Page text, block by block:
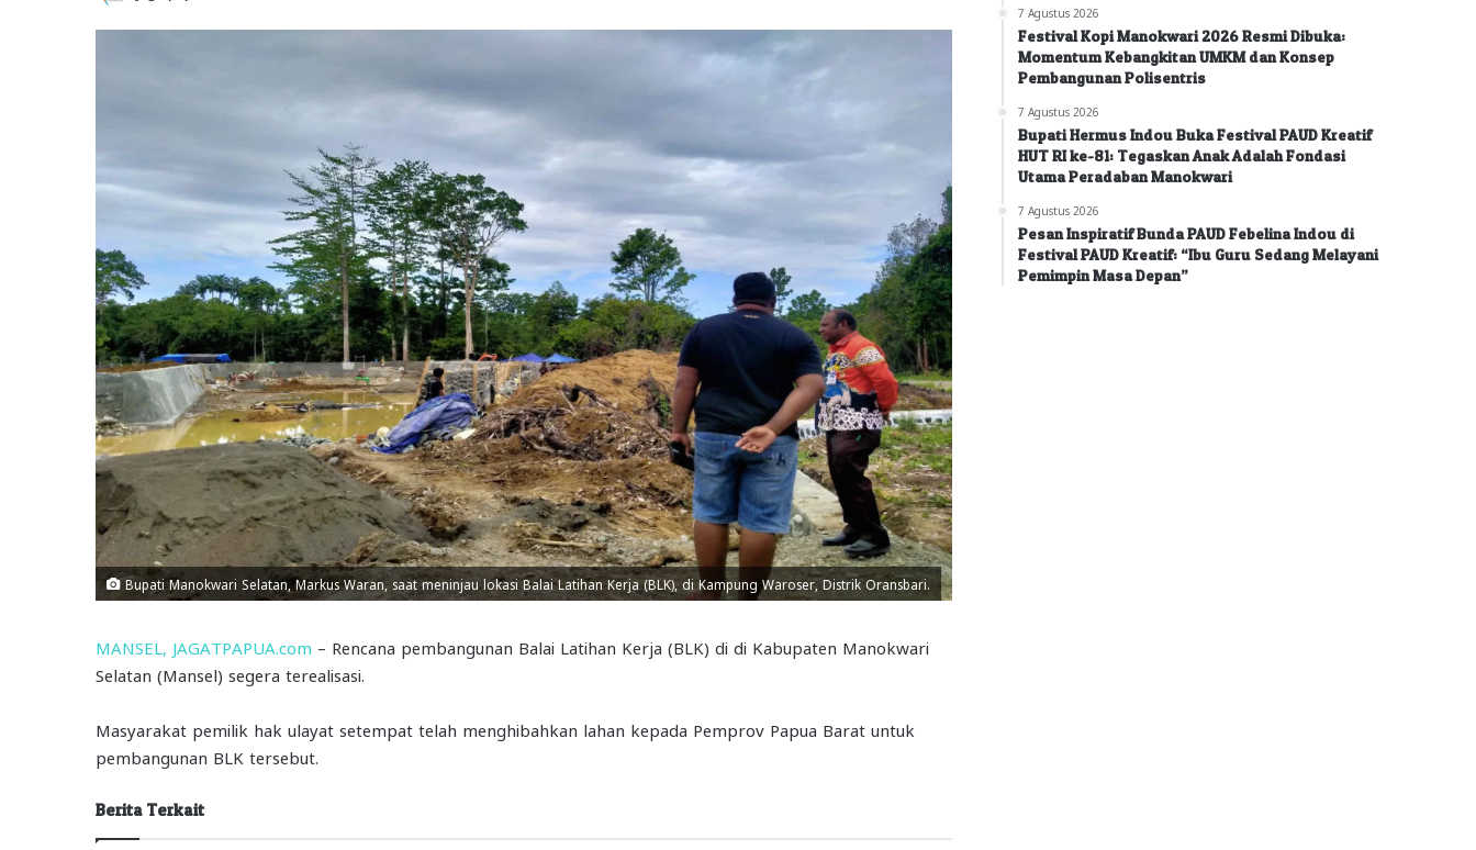
Bupati Manokwari Selatan, Markus Waran, saat meninjau lokasi Balai Latihan Kerja (BLK), di Kampung Waroser, Distrik Oransbari.
MANSEL, JAGATPAPUA.com – Rencana pembangunan Balai Latihan Kerja (BLK) di di Kabupaten Manokwari
Selatan (Mansel) segera terealisasi.
Masyarakat pemilik hak ulayat setempat telah menghibahkan lahan kepada Pemprov Papua Barat untuk
pembangunan BLK tersebut.
Berita Terkait
7 Agustus 2026
Festival Kopi Manokwari 2026 Resmi Dibuka:
Momentum Kebangkitan UMKM dan Konsep
Pembangunan Polisentris
7 Agustus 2026
Bupati Hermus Indou Buka Festival PAUD Kreatif
HUT RI ke-81: Tegaskan Anak Adalah Fondasi
Utama Peradaban Manokwari
7 Agustus 2026
Pesan Inspiratif Bunda PAUD Febelina Indou di
Festival PAUD Kreatif: “Ibu Guru Sedang Melayani
Pemimpin Masa Depan”